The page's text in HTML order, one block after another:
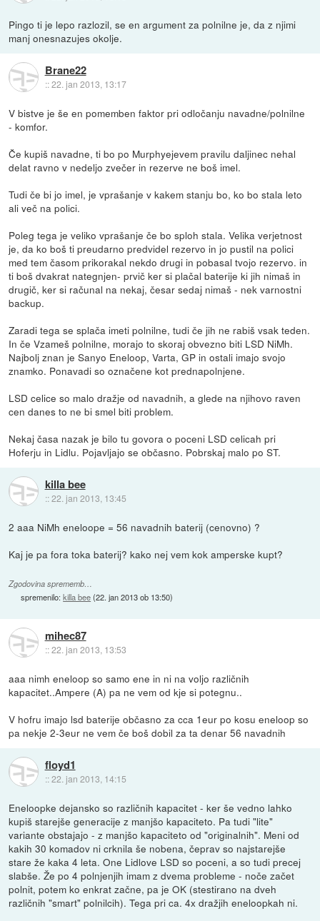
Pingo ti je lepo razlozil, se en argument za polnilne je, da z njimi
manj onesnazujes okolje.
Brane22
::22. jan 2013, 13:17
V bistve je še en pomemben faktor pri odločanju navadne/polnilne
- komfor.
Če kupiš navadne, ti bo po Murphyejevem pravilu daljinec nehal
delat ravno v nedeljo zvečer in rezerve ne boš imel.
Tudi če bi jo imel, je vprašanje v kakem stanju bo, ko bo stala leto
ali več na polici.
Poleg tega je veliko vprašanje če bo sploh stala. Velika verjetnost
je, da ko boš ti preudarno predvidel rezervo in jo pustil na polici
med tem časom prikorakal nekdo drugi in pobasal tvojo rezervo. in
ti boš dvakrat nategnjen- prvič ker si plačal baterije ki jih nimaš in
drugič, ker si računal na nekaj, česar sedaj nimaš - nek varnostni
backup.
Zaradi tega se splača imeti polnilne, tudi če jih ne rabiš vsak teden.
In če Vzameš polnilne, morajo to skoraj obvezno biti LSD NiMh.
Najbolj znan je Sanyo Eneloop, Varta, GP in ostali imajo svojo
znamko. Ponavadi so označene kot prednapolnjene.
LSD celice so malo dražje od navadnih, a glede na njihovo raven
cen danes to ne bi smel biti problem.
Nekaj časa nazak je bilo tu govora o poceni LSD celicah pri
Hoferju in Lidlu. Pojavljajo se občasno. Pobrskaj malo po ST.
killa bee
::22. jan 2013, 13:45
2 aaa NiMh eneloope = 56 navadnih baterij (cenovno) ?
Kaj je pa fora toka baterij? kako nej vem kok amperske kupt?
Zgodovina sprememb…
spremenilo:killa bee(22. jan 2013 ob 13:50)
mihec87
::22. jan 2013, 13:53
aaa nimh eneloop so samo ene in ni na voljo različnih
kapacitet..Ampere (A) pa ne vem od kje si potegnu..
V hofru imajo lsd baterije občasno za cca 1eur po kosu eneloop so
pa nekje 2-3eur ne vem če boš dobil za ta denar 56 navadnih
floyd1
::22. jan 2013, 14:15
Eneloopke dejansko so različnih kapacitet - ker še vedno lahko
kupiš starejše generacije z manjšo kapaciteto. Pa tudi "lite"
variante obstajajo - z manjšo kapaciteto od "originalnih". Meni od
kakih 30 komadov ni crknila še nobena, čeprav so najstarejše
stare že kaka 4 leta. One Lidlove LSD so poceni, a so tudi precej
slabše. Že po 4 polnjenjih imam z dvema probleme - noče začet
polnit, potem ko enkrat začne, pa je OK (stestirano na dveh
različnih "smart" polnilcih). Tega pri ca. 4x dražjih eneloopkah ni.